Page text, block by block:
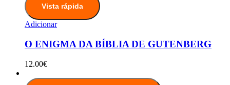
Vista rápida
Adicionar
O ENIGMA DA BÍBLIA DE GUTENBERG
12.00€